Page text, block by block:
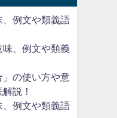
、例文や類義語
味、例文や類義
」の使い方や意
説！
、例文や類義語